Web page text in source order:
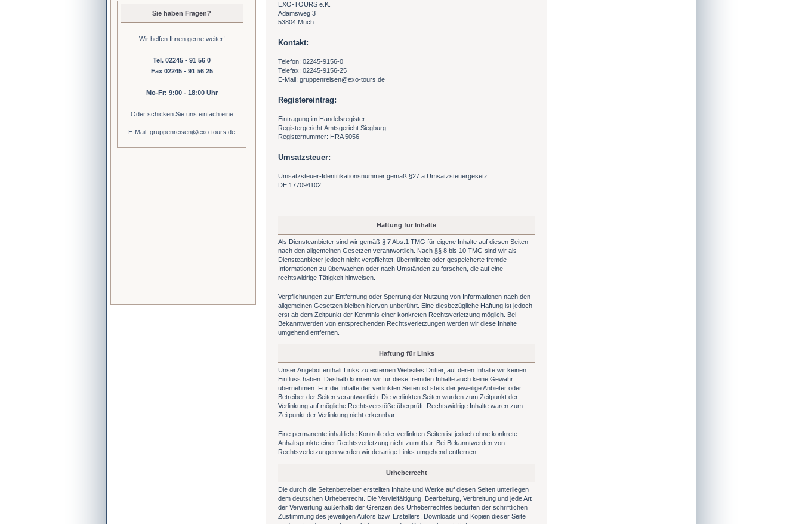
Sie haben Fragen?
Wir helfen Ihnen gerne weiter!
Tel. 02245 - 91 56 0
Fax 02245 - 91 56 25
Mo-Fr: 9:00 - 18:00 Uhr
Oder schicken Sie uns einfach eine
E-Mail: gruppenreisen@exo-tours.de
EXO-TOURS e.K.
Adamsweg 3
53804 Much
Kontakt:
Telefon: 02245-9156-0
Telefax: 02245-9156-25
E-Mail: gruppenreisen@exo-tours.de
Registereintrag:
Eintragung im Handelsregister.
Registergericht:Amtsgericht Siegburg
Registernummer: HRA 5056
Umsatzsteuer:
Umsatzsteuer-Identifikationsnummer gemäß §27 a Umsatzsteuergesetz:
DE 177094102
Haftung für Inhalte
Als Diensteanbieter sind wir gemäß § 7 Abs.1 TMG für eigene Inhalte auf diesen Seiten
nach den allgemeinen Gesetzen verantwortlich. Nach §§ 8 bis 10 TMG sind wir als
Diensteanbieter jedoch nicht verpflichtet, übermittelte oder gespeicherte fremde
Informationen zu überwachen oder nach Umständen zu forschen, die auf eine
rechtswidrige Tätigkeit hinweisen.
Verpflichtungen zur Entfernung oder Sperrung der Nutzung von Informationen nach den
allgemeinen Gesetzen bleiben hiervon unberührt. Eine diesbezügliche Haftung ist jedoch
erst ab dem Zeitpunkt der Kenntnis einer konkreten Rechtsverletzung möglich. Bei
Bekanntwerden von entsprechenden Rechtsverletzungen werden wir diese Inhalte
umgehend entfernen.
Haftung für Links
Unser Angebot enthält Links zu externen Websites Dritter, auf deren Inhalte wir keinen
Einfluss haben. Deshalb können wir für diese fremden Inhalte auch keine Gewähr
übernehmen. Für die Inhalte der verlinkten Seiten ist stets der jeweilige Anbieter oder
Betreiber der Seiten verantwortlich. Die verlinkten Seiten wurden zum Zeitpunkt der
Verlinkung auf mögliche Rechtsverstöße überprüft. Rechtswidrige Inhalte waren zum
Zeitpunkt der Verlinkung nicht erkennbar.
Eine permanente inhaltliche Kontrolle der verlinkten Seiten ist jedoch ohne konkrete
Anhaltspunkte einer Rechtsverletzung nicht zumutbar. Bei Bekanntwerden von
Rechtsverletzungen werden wir derartige Links umgehend entfernen.
Urheberrecht
Die durch die Seitenbetreiber erstellten Inhalte und Werke auf diesen Seiten unterliegen
dem deutschen Urheberrecht. Die Vervielfältigung, Bearbeitung, Verbreitung und jede Art
der Verwertung außerhalb der Grenzen des Urheberrechtes bedürfen der schriftlichen
Zustimmung des jeweiligen Autors bzw. Erstellers. Downloads und Kopien dieser Seite